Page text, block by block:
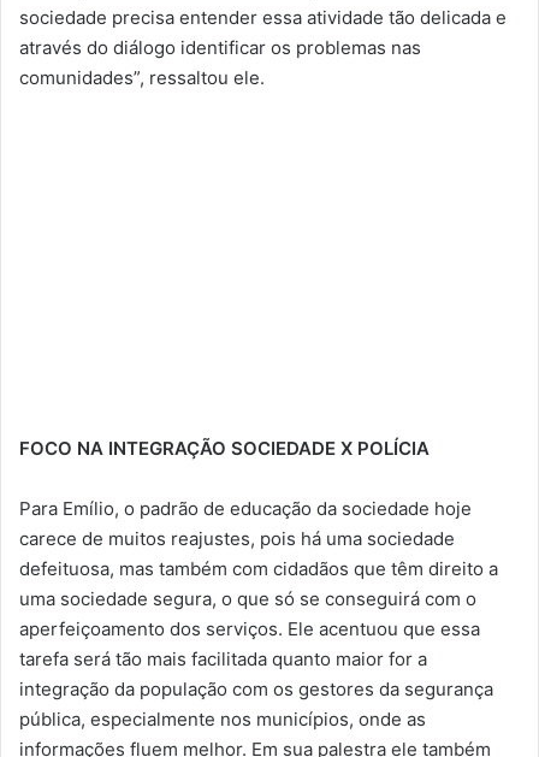
sociedade precisa entender essa atividade tão delicada e
através do diálogo identificar os problemas nas
comunidades”, ressaltou ele.
FOCO NA INTEGRAÇÃO SOCIEDADE X POLÍCIA
Para Emílio, o padrão de educação da sociedade hoje
carece de muitos reajustes, pois há uma sociedade
defeituosa, mas também com cidadãos que têm direito a
uma sociedade segura, o que só se conseguirá com o
aperfeiçoamento dos serviços. Ele acentuou que essa
tarefa será tão mais facilitada quanto maior for a
integração da população com os gestores da segurança
pública, especialmente nos municípios, onde as
informações fluem melhor. Em sua palestra ele também